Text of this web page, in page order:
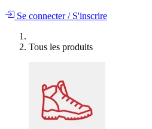
Se connecter/S'inscrire
Tous les produits